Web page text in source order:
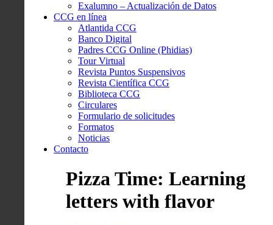
Exalumno – Actualización de Datos
CCG en línea
Atlantida CCG
Banco Digital
Padres CCG Online (Phidias)
Tour Virtual
Revista Puntos Suspensivos
Revista Científica CCG
Biblioteca CCG
Circulares
Formulario de solicitudes
Formatos
Noticias
Contacto
Pizza Time: Learning
letters with flavor